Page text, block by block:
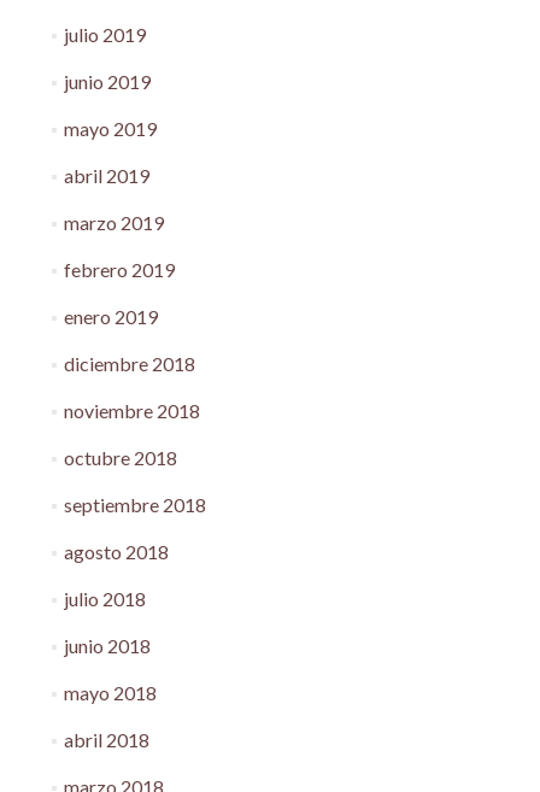
julio 2019
junio 2019
mayo 2019
abril 2019
marzo 2019
febrero 2019
enero 2019
diciembre 2018
noviembre 2018
octubre 2018
septiembre 2018
agosto 2018
julio 2018
junio 2018
mayo 2018
abril 2018
marzo 2018